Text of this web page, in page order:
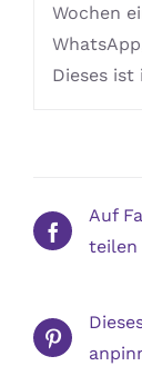
Wochen
Dieses
Auf
teilen